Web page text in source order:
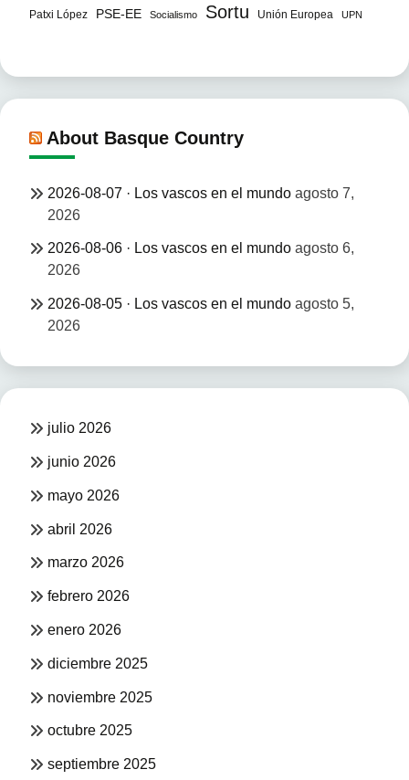
Patxi López PSE-EE Socialismo Sortu Unión Europea UPN
About Basque Country
2026-08-07 · Los vascos en el mundo agosto 7,
2026
2026-08-06 · Los vascos en el mundo agosto 6,
2026
2026-08-05 · Los vascos en el mundo agosto 5,
2026
julio 2026
junio 2026
mayo 2026
abril 2026
marzo 2026
febrero 2026
enero 2026
diciembre 2025
noviembre 2025
octubre 2025
septiembre 2025